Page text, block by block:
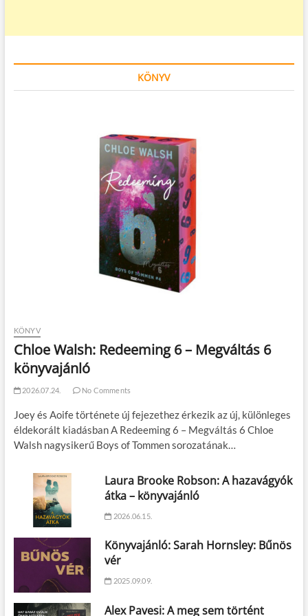
KÖNYV
KÖNYV
Chloe Walsh: Redeeming 6 – Megváltás 6
könyvajánló
2026.07.24. No Comments
Joey és Aoife története új fejezethez érkezik az új, különleges
éldekorált kiadásban A Redeeming 6 – Megváltás 6 Chloe
Walsh nagysikerű Boys of Tommen sorozatának…
Laura Brooke Robson: A hazavágyók
átka – könyvajánló
2026.06.15.
Könyvajánló: Sarah Hornsley: Bűnös
vér
2025.09.09.
Alex Pavesi: A meg sem történt